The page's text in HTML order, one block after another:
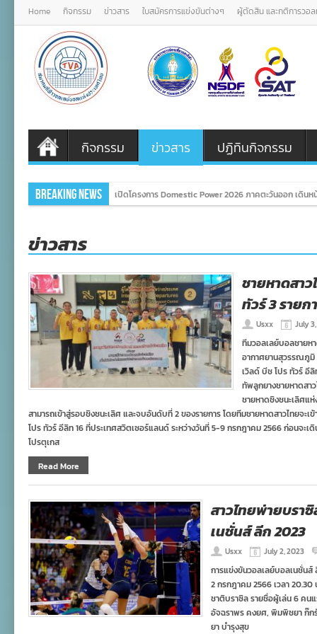
Home กิจกรรม ข่าวสาร ใบสมัครการแข่งขันต่างๆ ผู้ตัดสิน และกติการวอ
กิจกรรม ข่าวสาร ปฏิทินกิจกรรม
Breaking News เปิดโครงการ Domestic Power 2026 ภาคตะวันออก เดิน
ข่าวสาร
ชายหาดสา
ทัวร์ 3 รายก
Usxx July
ทีมวอลเลย์บอลชายห
อากาศยานสุวรรณภูมิ
เวิลด์ บีช โปร ทัวร์ อี
ทัพลูกยางชายหาดสา
ชายหาดชิงชนะเลิศแ
สามารถเข้าสู่รอบชิงชนะเลิศ และจบอันดับที่ 2 ของรายการ โดยทีมชายหาดสาวไทยจะ
โปร ทัวร์ อีลิท 16 ที่ประเทศสวิตเซอร์แลนด์ ระหว่างวันที่ 5-9 กรกฎาคม 2566 ก่อนจะเ
โปรตุเกส
Read More
สาวไทยพ่ายบรา
เนชั่นส์ ลีก 2023
Usxx July 2, 2023
การแข่งขันวอลเลย์บอลเนชั่น
2 กรกฎาคม 2566 เวลา
ชาติบราซิล รายชื่อผู้เล่น 6 คน
อัจฉราพร คงยศ, พิมพิชยา ก๊ก
ยา บำรุงสุข